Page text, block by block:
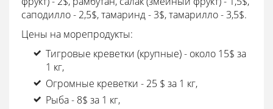
саподилло - 2,5$, тамаринд - 3$, тамарилло - 3,5$.
Цены на морепродукты:
Тигровые креветки (крупные) - около 15$ за
1 кг,
Огромные креветки - 25 $ за 1 кг,
Рыба - 8$ за 1 кг,